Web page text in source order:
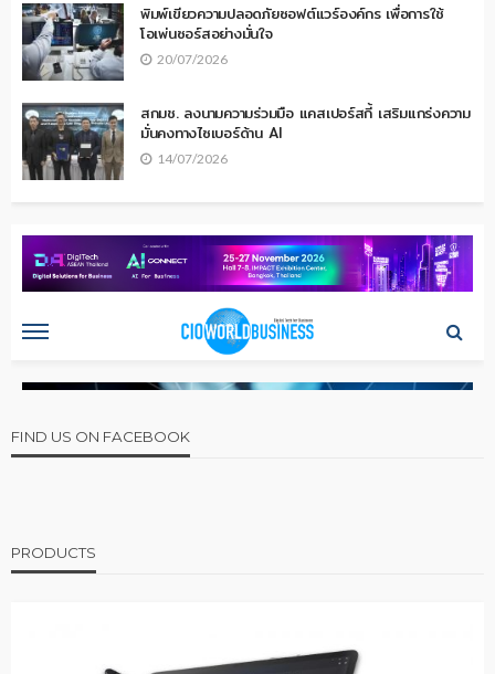
พิมพ์เขียวความปลอดภัยซอฟต์แวร์องค์กร เพื่อการใช้
โอเพ่นซอร์สอย่างมั่นใจ
20/07/2026
สกมช. ลงนามความร่วมมือ แคสเปอร์สกี้ เสริมแกร่งความ
มั่นคงทางไซเบอร์ด้าน AI
14/07/2026
FIND US ON FACEBOOK
PRODUCTS